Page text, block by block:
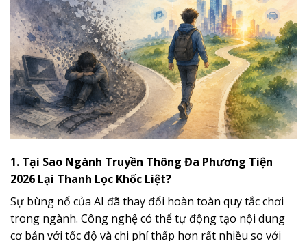
1. Tại Sao Ngành Truyền Thông Đa Phương Tiện
2026 Lại Thanh Lọc Khốc Liệt?
Sự bùng nổ của AI đã thay đổi hoàn toàn quy tắc chơi
trong ngành. Công nghệ có thể tự động tạo nội dung
cơ bản với tốc độ và chi phí thấp hơn rất nhiều so với